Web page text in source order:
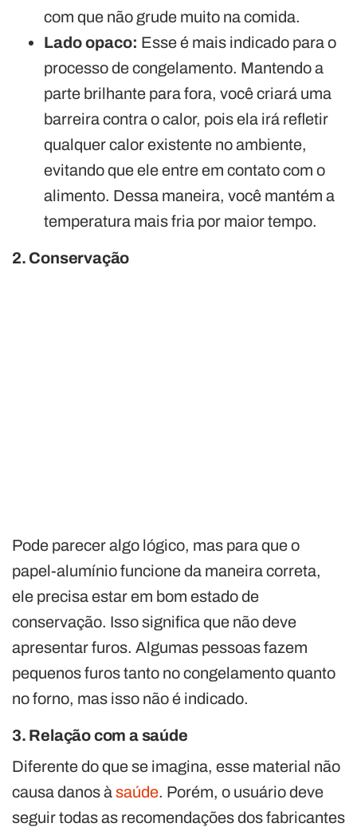
com que não grude muito na comida.
Lado opaco: Esse é mais indicado para o
processo de congelamento. Mantendo a
parte brilhante para fora, você criará uma
barreira contra o calor, pois ela irá refletir
qualquer calor existente no ambiente,
evitando que ele entre em contato com o
alimento. Dessa maneira, você mantém a
temperatura mais fria por maior tempo.
2. Conservação
Pode parecer algo lógico, mas para que o
papel-alumínio funcione da maneira correta,
ele precisa estar em bom estado de
conservação. Isso significa que não deve
apresentar furos. Algumas pessoas fazem
pequenos furos tanto no congelamento quanto
no forno, mas isso não é indicado.
3. Relação com a saúde
Diferente do que se imagina, esse material não
causa danos àsaúde. Porém, o usuário deve
seguir todas as recomendações dos fabricantes